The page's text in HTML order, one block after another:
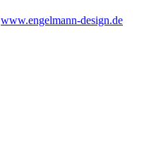
www.engelmann-design.de